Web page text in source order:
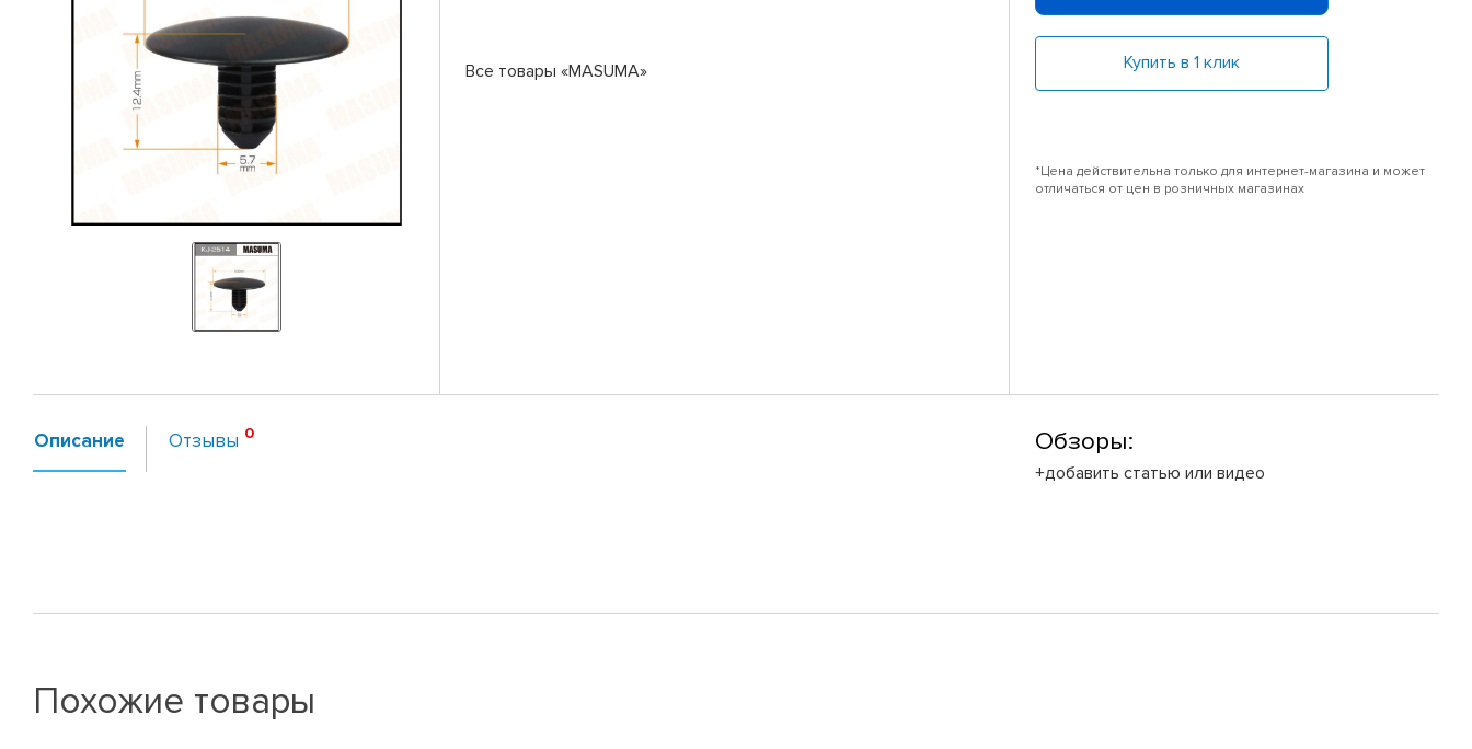
Все товары «MASUMA» Купить в 1 клик
*Цена действительна только для интернет-магазина и может
отличаться от цен в розничных магазинах
Описание Отзывы Обзоры:
+добавить статью или видео
Похожие товары